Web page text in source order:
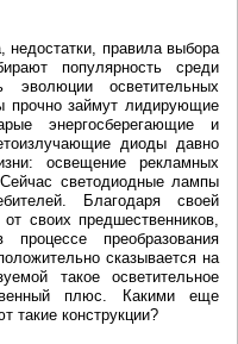
правила выбора
популярность среди
эволюции осветительных
прочно займут лидирующие
энергосберегающие и
диоды давно
освещение рекламных
светодиодные лампы
Благодаря своей
своих предшественников,
преобразования
сказывается на
такое осветительное
плюс. Какими еще
такие конструкции?